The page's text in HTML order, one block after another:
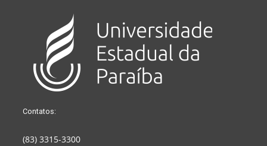
Contatos:
(83) 3315-3300